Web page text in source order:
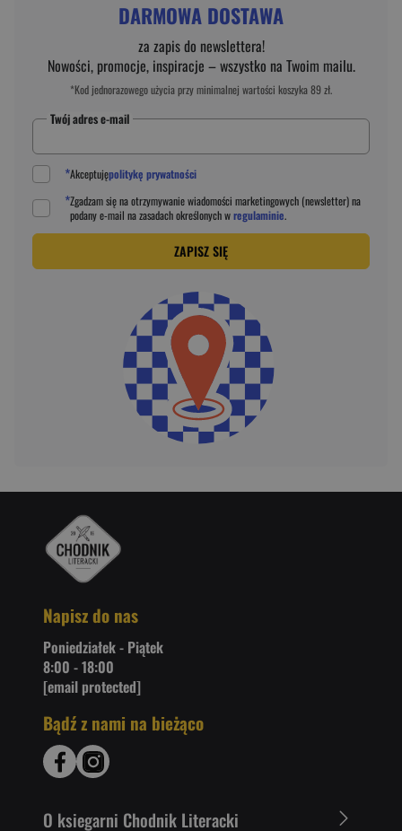
DARMOWA DOSTAWA
za zapis do newslettera!
Nowości, promocje, inspiracje – wszystko na Twoim mailu.
*Kod jednorazowego użycia przy minimalnej wartości koszyka 89 zł.
Twój adres e-mail
*Akceptujępolitykę prywatności
*Zgadzam się na otrzymywanie wiadomości marketingowych (newsletter) na
podanye-mail na zasadach określonych wregulaminie.
ZAPISZ SIĘ
Napisz do nas
Poniedziałek - Piątek
8:00 - 18:00
[email protected]
Bądź z nami na bieżąco
O ksiegarni Chodnik Literacki